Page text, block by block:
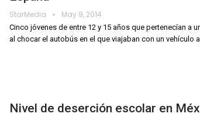
StarMedia May 9, 2014
Cinco jóvenes de entre 12 y 15 años que pertenecían a
al chocar el autobús en el que viajaban con un vehículo
Nivel de deserción escolar en